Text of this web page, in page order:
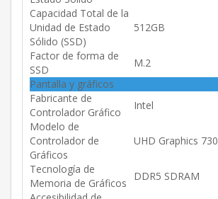
Capacidad Total de la
Unidad de Estado
Sólido (SSD)
512GB
Factor de forma de
SSD
M.2
Pantalla y gráficos
Fabricante de
Controlador Gráfico
Intel
Modelo de
Controlador de
Gráficos
UHD Graphics 730
Tecnología de
Memoria de Gráficos
DDR5 SDRAM